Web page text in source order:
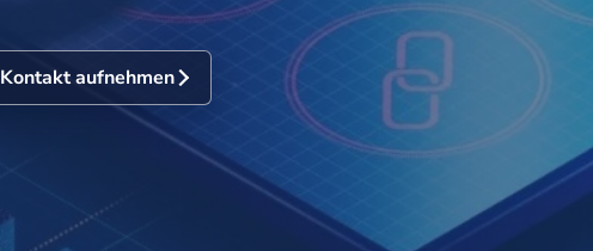
Kontakt aufnehmen